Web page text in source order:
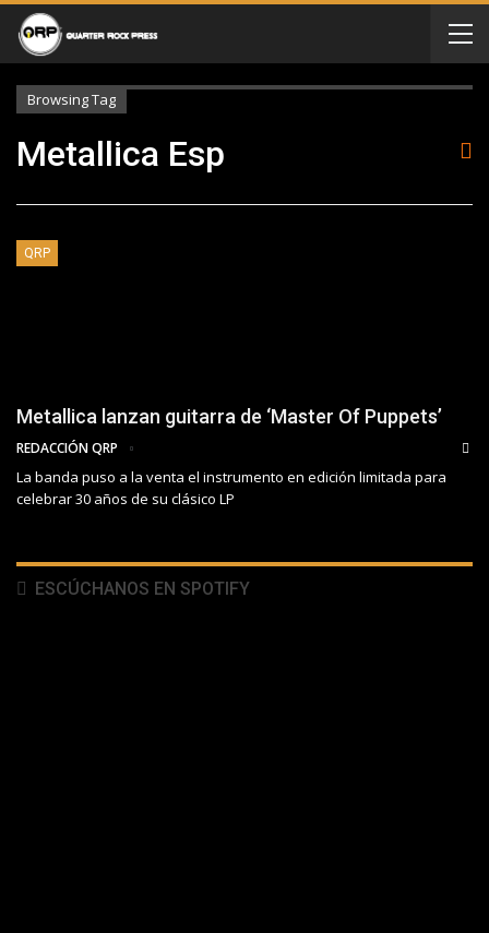
Browsing Tag
Metallica Esp
QRP
Metallica lanzan guitarra de ‘Master Of Puppets’
REDACCIÓN QRP
La banda puso a la venta el instrumento en edición limitada para
celebrar 30 años de su clásico LP
ESCÚCHANOS EN SPOTIFY